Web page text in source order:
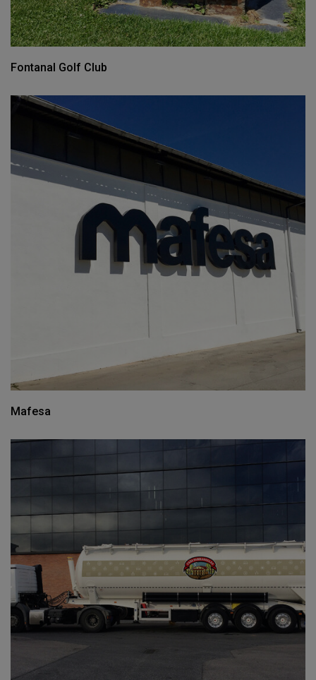
Fontanal Golf Club
Mafesa